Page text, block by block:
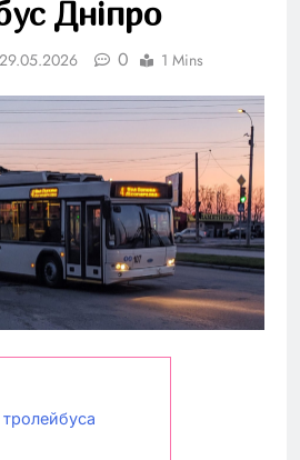
Дніпро
29.05.2026 0 1 Mins